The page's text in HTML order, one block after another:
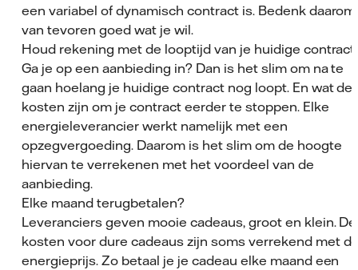
een variabel of dynamisch contract is. Bedenk daarom
van tevoren goed wat je wil.
Houd rekening met de looptijd van je huidige contract
Ga je op een aanbieding in? Dan is het slim om na te
gaan hoelang je huidige contract nog loopt. En wat de
kosten zijn om je contract eerder te stoppen. Elke
energieleverancier werkt namelijk met een
opzegvergoeding. Daarom is het slim om de hoogte
hiervan te verrekenen met het voordeel van de
aanbieding.
Elke maand terugbetalen?
Leveranciers geven mooie cadeaus, groot en klein. De
kosten voor dure cadeaus zijn soms verrekend met
energieprijs. Zo betaal je je cadeau elke maand een